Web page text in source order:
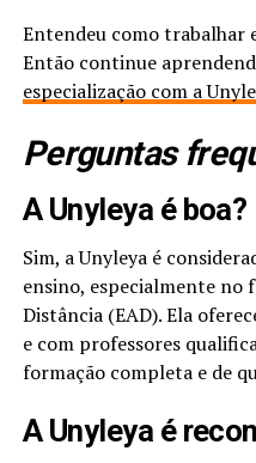
Entendeu como trabalhar
Então continue
especialização com a
Perguntas
A Unyleya é boa?
Sim, a Unyleya é
ensino, especialmente no
Distância (EAD). Ela
e com professores
formação completa e de
A Unyleya é